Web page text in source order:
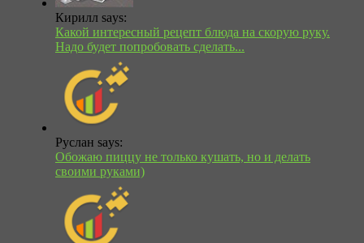
Кирилл says:
Какой интересный рецепт блюда на скорую руку.
Надо будет попробовать сделать...
Руслан says:
Обожаю пиццу не только кушать, но и делать
своими руками)